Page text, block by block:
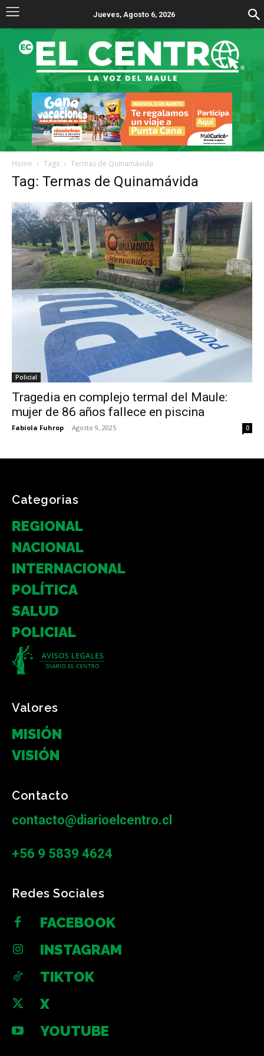
Jueves, Agosto 6, 2026
Home Tags Termas de Quinamávida
Tag: Termas de Quinamávida
Policial
Tragedia en complejo termal del Maule:
mujer de 86 años fallece en piscina
Fabiola Fuhrop - Agosto 9, 2025 0
Categorias
REGIONAL
NACIONAL
INTERNACIONAL
POLÍTICA
SALUD
POLICIAL
Valores
MISIÓN
VISIÓN
Contacto
contacto@diarioelcentro.cl
+56 9 5839 4624
Redes Sociales
FACEBOOK
INSTAGRAM
TIKTOK
X
YOUTUBE